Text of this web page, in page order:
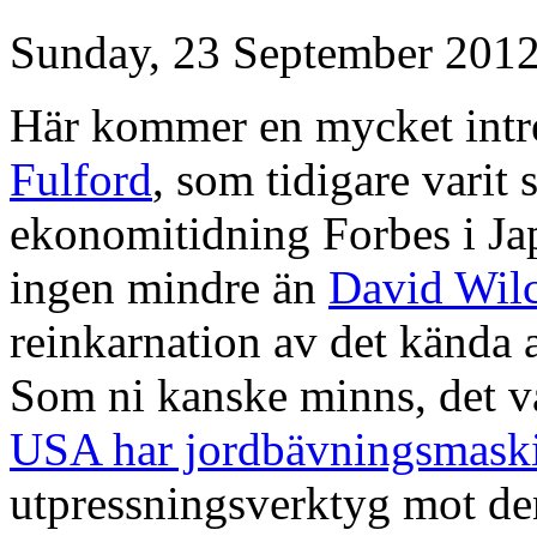
Sunday, 23 September
Här kommer en mycket
Fulford, som tidigare varit
ekonomitidning Forbes i
ingen mindre än David
reinkarnation av det kända
Som ni kanske minns, det
USA har
utpressningsverktyg mot